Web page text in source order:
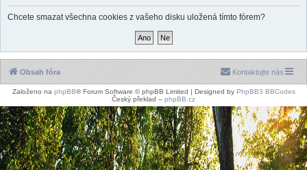
Chcete smazat všechna cookies z vašeho disku uložená tímto fórem?
Obsah fóra Kontaktujte nás
Založeno na phpBB® Forum Software © phpBB Limited | Designed by PhpBB3 BBCodes
Český překlad – phpBB.cz